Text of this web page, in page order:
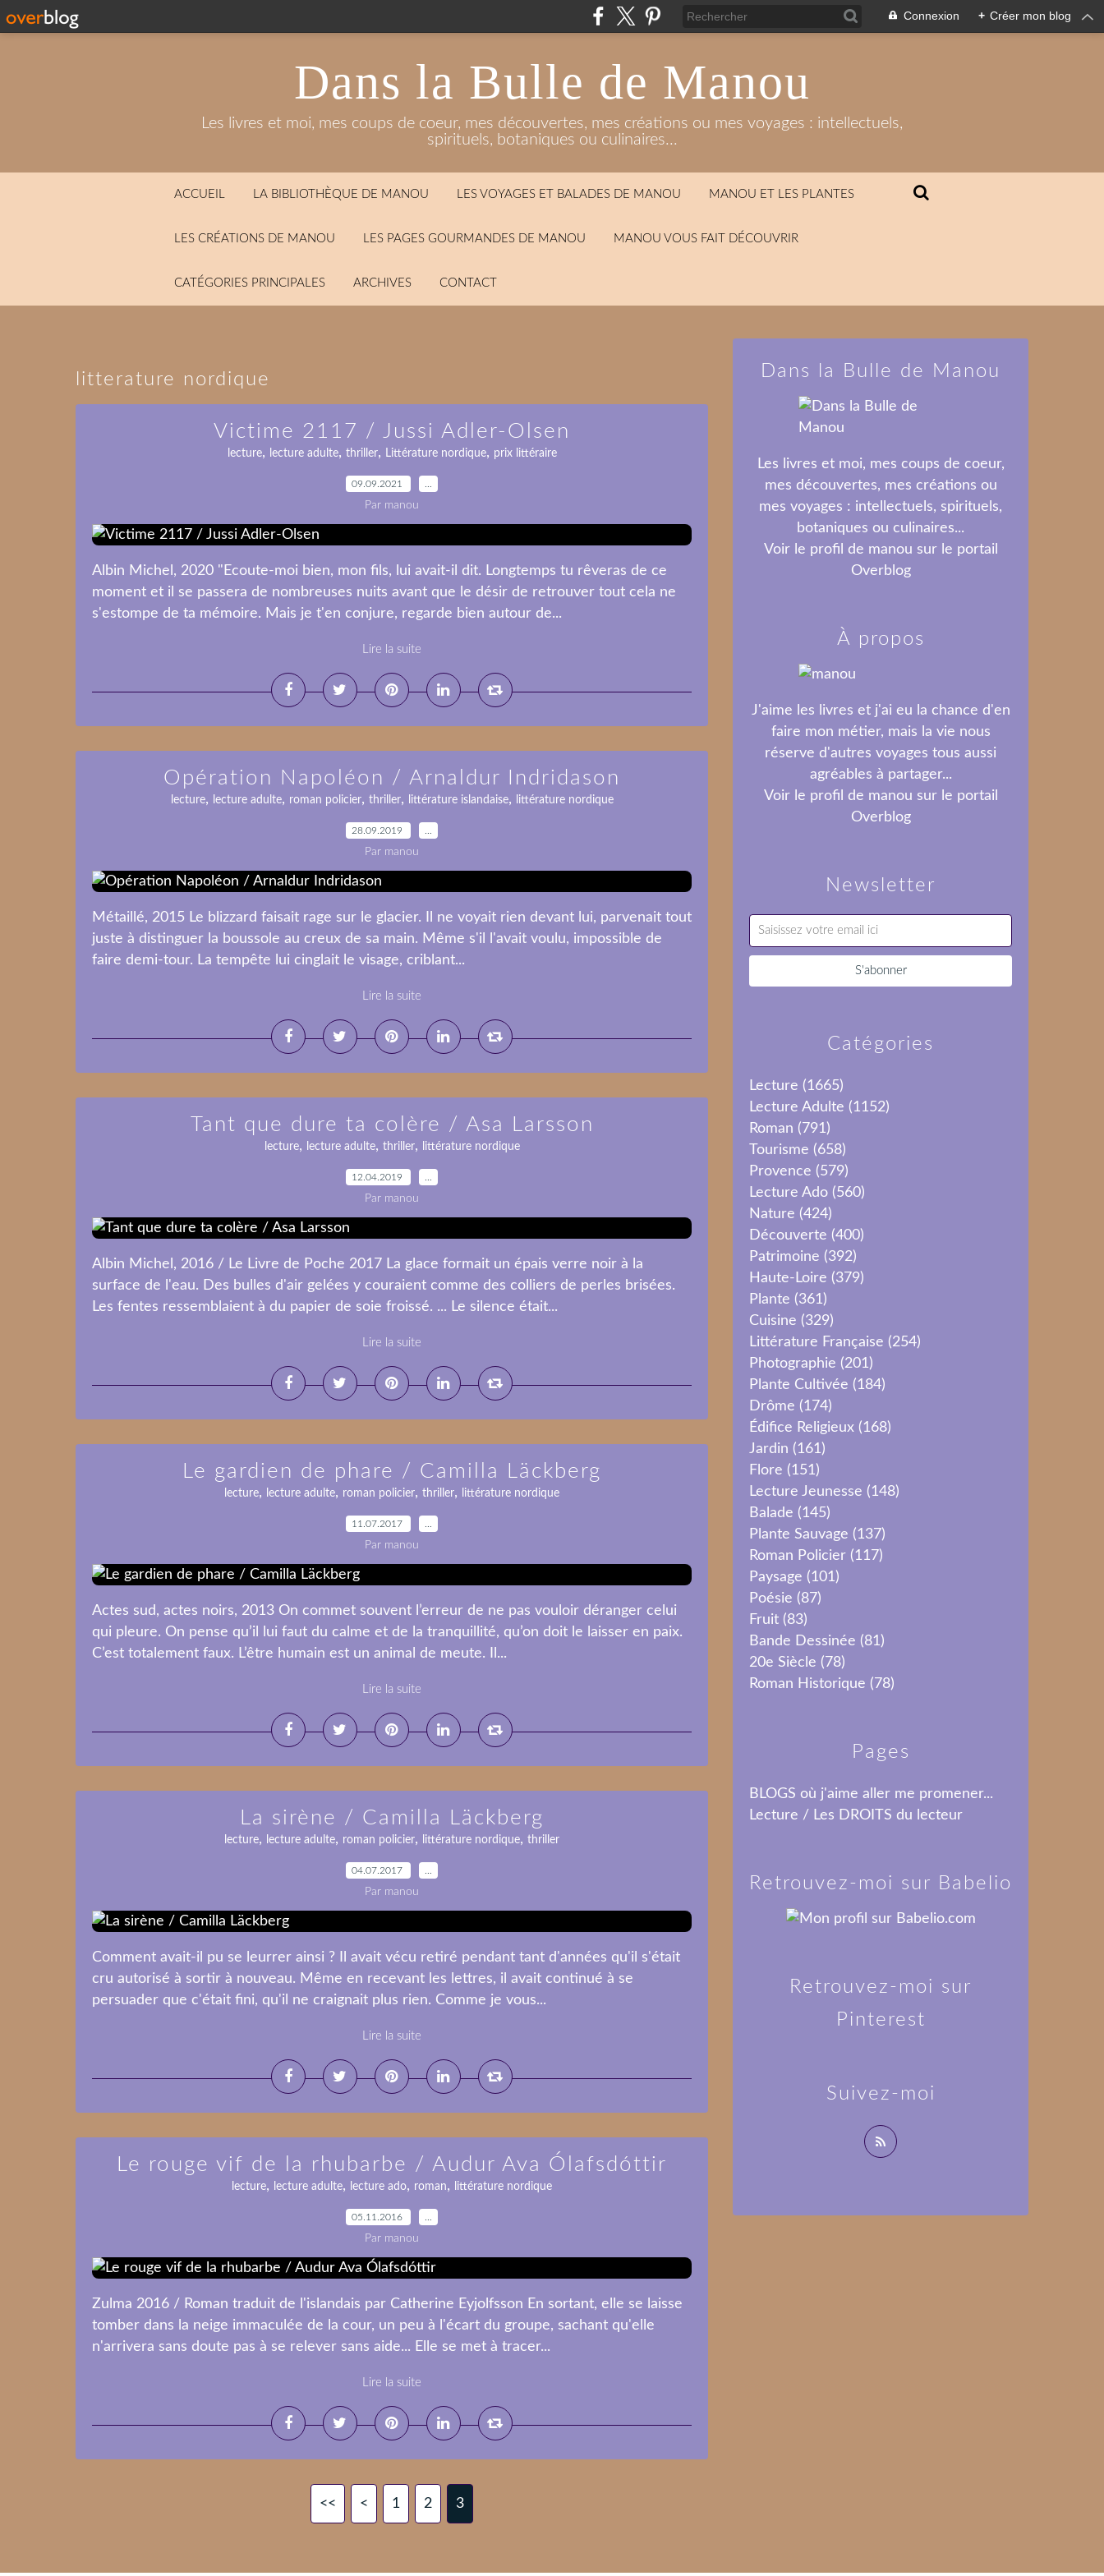
Connexion + Créer mon blog
Dans la Bulle de Manou
Les livres et moi, mes coups de coeur, mes découvertes, mes créations ou mes voyages : intellectuels,
spirituels, botaniques ou culinaires...
ACCUEIL LA BIBLIOTHÈQUE DE MANOU LES VOYAGES ET BALADES DE MANOU MANOU ET LES PLANTES
LES CRÉATIONS DE MANOU LES PAGES GOURMANDES DE MANOU MANOU VOUS FAIT DÉCOUVRIR
CATÉGORIES PRINCIPALES ARCHIVES CONTACT
litterature nordique
Victime 2117 / Jussi Adler-Olsen
lecture, lecture adulte, thriller, Littérature nordique, prix littéraire
09.09.2021
Par manou
Albin Michel, 2020 "Ecoute-moi bien, mon fils, lui avait-il dit. Longtemps tu rêveras de ce
moment et il se passera de nombreuses nuits avant que le désir de retrouver tout cela ne
s'estompe de ta mémoire. Mais je t'en conjure, regarde bien autour de...
Lire la suite
Opération Napoléon / Arnaldur Indridason
lecture, lecture adulte, roman policier, thriller, littérature islandaise, littérature nordique
28.09.2019
Par manou
Métaillé, 2015 Le blizzard faisait rage sur le glacier. Il ne voyait rien devant lui, parvenait tout
juste à distinguer la boussole au creux de sa main. Même s'il l'avait voulu, impossible de
faire demi-tour. La tempête lui cinglait le visage, criblant...
Lire la suite
Tant que dure ta colère / Asa Larsson
lecture, lecture adulte, thriller, littérature nordique
12.04.2019
Par manou
Albin Michel, 2016 / Le Livre de Poche 2017 La glace formait un épais verre noir à la
surface de l'eau. Des bulles d'air gelées y couraient comme des colliers de perles brisées.
Les fentes ressemblaient à du papier de soie froissé. ... Le silence était...
Lire la suite
Le gardien de phare / Camilla Läckberg
lecture, lecture adulte, roman policier, thriller, littérature nordique
11.07.2017
Par manou
Actes sud, actes noirs, 2013 On commet souvent l’erreur de ne pas vouloir déranger celui
qui pleure. On pense qu’il lui faut du calme et de la tranquillité, qu’on doit le laisser en paix.
C’est totalement faux. L’être humain est un animal de meute. Il...
Lire la suite
La sirène / Camilla Läckberg
lecture, lecture adulte, roman policier, littérature nordique, thriller
04.07.2017
Par manou
Comment avait-il pu se leurrer ainsi ? Il avait vécu retiré pendant tant d'années qu'il s'était
cru autorisé à sortir à nouveau. Même en recevant les lettres, il avait continué à se
persuader que c'était fini, qu'il ne craignait plus rien. Comme je vous...
Lire la suite
Le rouge vif de la rhubarbe / Audur Ava Ólafsdóttir
lecture, lecture adulte, lecture ado, roman, littérature nordique
05.11.2016
Par manou
Zulma 2016 / Roman traduit de l'islandais par Catherine Eyjolfsson En sortant, elle se laisse
tomber dans la neige immaculée de la cour, un peu à l'écart du groupe, sachant qu'elle
n'arrivera sans doute pas à se relever sans aide... Elle se met à tracer...
Lire la suite
<< < 1 2 3
Newsletter
Catégories
Lecture (1665)
Lecture Adulte (1152)
Roman (791)
Tourisme (658)
Provence (579)
Lecture Ado (560)
Nature (424)
Découverte (400)
Patrimoine (392)
Haute-Loire (379)
Plante (361)
Cuisine (329)
Littérature Française (254)
Photographie (201)
Plante Cultivée (184)
Drôme (174)
Édifice Religieux (168)
Jardin (161)
Flore (151)
Lecture Jeunesse (148)
Balade (145)
Plante Sauvage (137)
Roman Policier (117)
Paysage (101)
Poésie (87)
Fruit (83)
Bande Dessinée (81)
20e Siècle (78)
Roman Historique (78)
Pages
BLOGS où j'aime aller me promener...
Lecture / Les DROITS du lecteur
Dans la Bulle de Manou
Les livres et moi, mes coups de coeur,
mes découvertes, mes créations ou
mes voyages : intellectuels, spirituels,
botaniques ou culinaires...
Voir le profil de manou sur le portail
Overblog
Suivez-moi
À propos
J'aime les livres et j'ai eu la chance d'en
faire mon métier, mais la vie nous
réserve d'autres voyages tous aussi
agréables à partager...
Voir le profil de manou sur le portail
Overblog
Retrouvez-moi sur Babelio
Retrouvez-moi sur
Pinterest